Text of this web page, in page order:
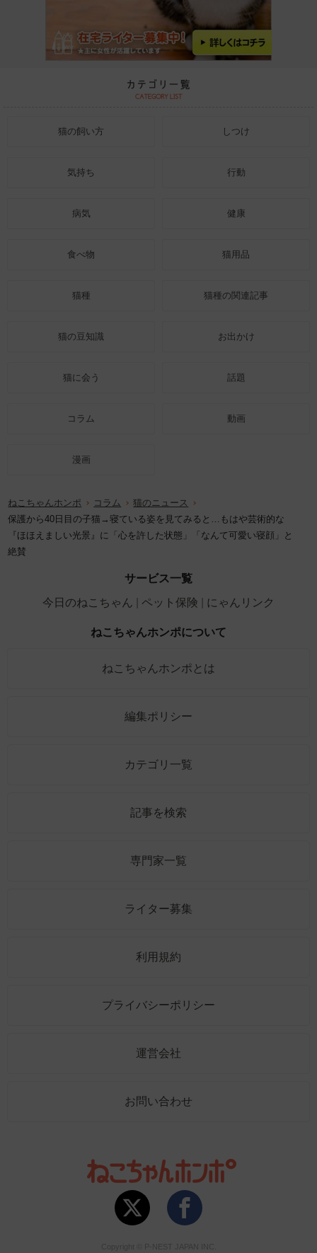
猫の飼い方 しつけ
気持ち 行動
病気 健康
食べ物 猫用品
猫種 猫種の関連記事
猫の豆知識 お出かけ
猫に会う 話題
コラム 動画
漫画
ねこちゃんホンポ コラム
猫のニュース
保護から40日目の子猫→寝ている姿を見てみると…もはや芸術的な
『ほほえましい光景』に「心を許した状態」「なんて可愛い寝顔」と
絶賛
サービス一覧
今日のねこちゃん
ペット保険 にゃんリンク
ねこちゃんホンポについて
ねこちゃんホンポとは
編集ポリシー
カテゴリ一覧
記事を検索
専門家一覧
ライター募集
利用規約
プライバシーポリシー
運営会社
お問い合わせ